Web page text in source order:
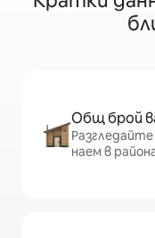
Общ брой
наем в